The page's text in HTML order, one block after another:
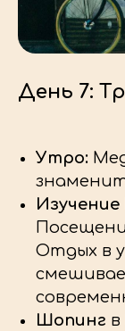
День 7:
Утро:
Отдых в
Шопинг в
РАСПИСАНИЕ